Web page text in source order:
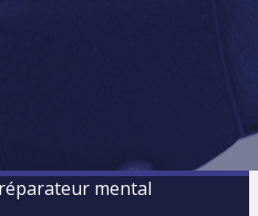
mental